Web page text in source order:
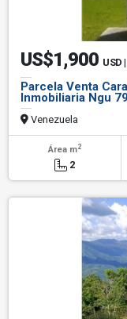
US$1,900 USD
Parcela Venta
Inmobiliaria Ngu
Venezuela
Área m2
2